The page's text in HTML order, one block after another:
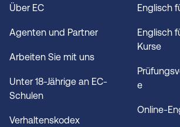
Über EC
Agenten und Partner
Arbeiten Sie mit uns
Unter 18-Jährige an EC-
Schulen
Verhaltenskodex
Englisch
Englisch
Kurse
e
Online-